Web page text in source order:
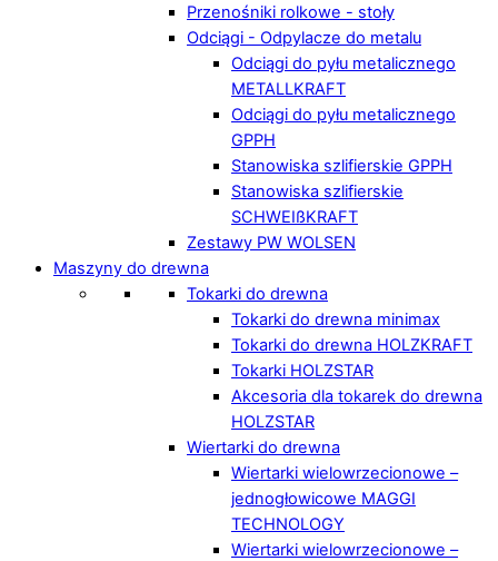
Przenośniki rolkowe - stoły
Odciągi - Odpylacze do metalu
Odciągi do pyłu metalicznego
METALLKRAFT
Odciągi do pyłu metalicznego
GPPH
Stanowiska szlifierskie GPPH
Stanowiska szlifierskie
SCHWEIßKRAFT
Zestawy PW WOLSEN
Maszyny do drewna
Tokarki do drewna
Tokarki do drewna minimax
Tokarki do drewna HOLZKRAFT
Tokarki HOLZSTAR
Akcesoria dla tokarek do drewna
HOLZSTAR
Wiertarki do drewna
Wiertarki wielowrzecionowe –
jednogłowicowe MAGGI
TECHNOLOGY
Wiertarki wielowrzecionowe –